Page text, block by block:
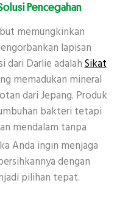
Pencegahan
memungkinkan
lapisan
dari Darlie adalahSikat
memadukan mineral
dari Jepang. Produk
bakteri tetapi
mendalam tanpa
Anda ingin menjaga
dengan
pilihan tepat.